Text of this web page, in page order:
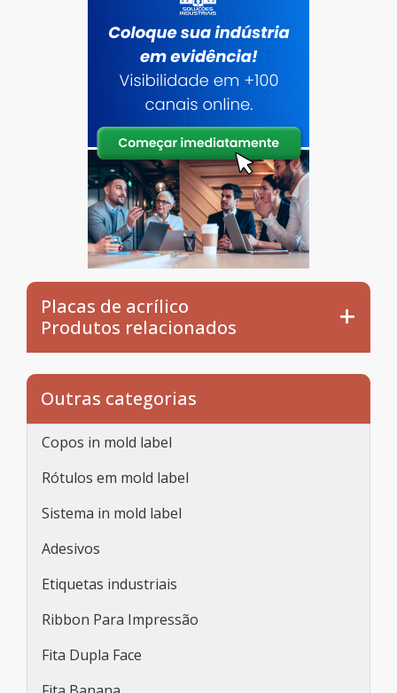
Placas de acrílico
Produtos relacionados
Outras categorias
Copos in mold label
Rótulos em mold label
Sistema in mold label
Adesivos
Etiquetas industriais
Ribbon Para Impressão
Fita Dupla Face